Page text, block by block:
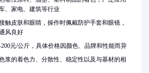
、家电、建筑等行业
触皮肤和眼睛，操作时佩戴防护手套和眼镜，
风良好
200元/公斤，具体价格因颜色、品牌和性能而异
浆的着色力、分散性、稳定性以及与基材的相